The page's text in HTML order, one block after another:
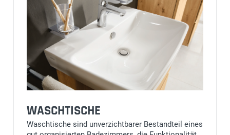
WASCHTISCHE
Waschtische sind unverzichtbarer Bestandteil eines